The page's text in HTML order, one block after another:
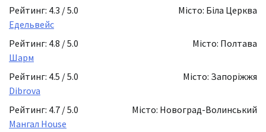
Рейтинг: 4.3 / 5.0
Місто: Біла Церква
Едельвейс
Рейтинг: 4.8 / 5.0
Місто: Полтава
Шарм
Рейтинг: 4.5 / 5.0
Місто: Запоріжжя
Dibrova
Рейтинг: 4.7 / 5.0
Місто: Новоград-Волинський
Мангал House